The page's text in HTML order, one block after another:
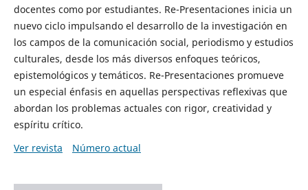
docentes como por estudiantes. Re-Presentaciones inicia un
nuevo ciclo impulsando el desarrollo de la investigación en
los campos de la comunicación social, periodismo y estudios
culturales, desde los más diversos enfoques teóricos,
epistemológicos y temáticos. Re-Presentaciones promueve
un especial énfasis en aquellas perspectivas reflexivas que
abordan los problemas actuales con rigor, creatividad y
espíritu crítico.
Ver revista
Número actual